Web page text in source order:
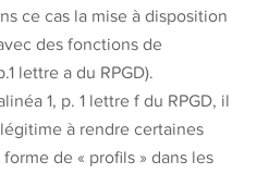
ce cas la mise à disposition
des fonctions de
lettre a du RPGD).
1, p. 1 lettre f du RPGD, il
à rendre certaines
de « profils » dans les